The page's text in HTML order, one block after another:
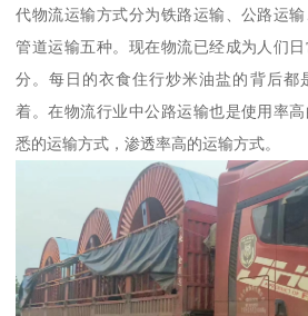
代物流运输方式分为铁路运输、公路运
管道运输五种。现在物流已经成为人们
分。每日的衣食住行炒米油盐的背后都
着。在物流行业中公路运输也是使用率
悉的运输方式，渗透率高的运输方式。